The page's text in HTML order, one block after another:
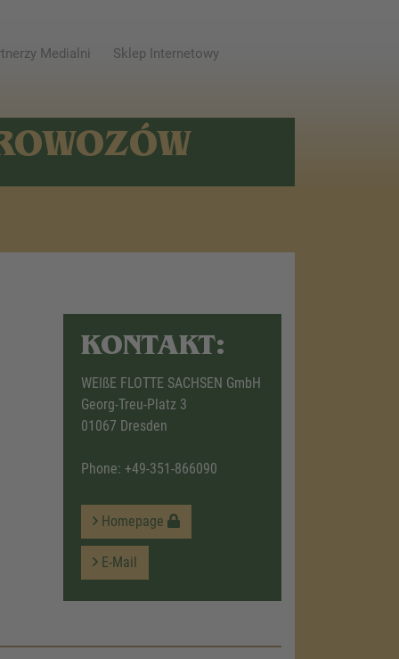
Medialni Sklep Internetowy
KONTAKT:
WEIßE FLOTTE SACHSEN GmbH
Georg-Treu-Platz 3
01067 Dresden
Phone: +49-351-866090
Homepage
E-Mail